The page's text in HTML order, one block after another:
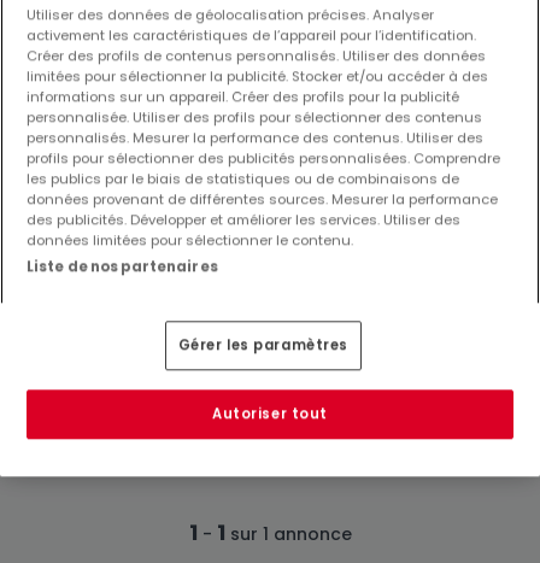
àBriey(FR)
1 - 1 sur 1 annonce
Utiliser des données de géolocalisation précises. Analyser
activement les caractéristiques de l’appareil pour l’identification.
Créer des profils de contenus personnalisés. Utiliser des données
limitées pour sélectionner la publicité. Stocker et/ou accéder à des
informations sur un appareil. Créer des profils pour la publicité
personnalisée. Utiliser des profils pour sélectionner des contenus
personnalisés. Mesurer la performance des contenus. Utiliser des
profils pour sélectionner des publicités personnalisées. Comprendre
les publics par le biais de statistiques ou de combinaisons de
données provenant de différentes sources. Mesurer la performance
des publicités. Développer et améliorer les services. Utiliser des
données limitées pour sélectionner le contenu.
Liste de nos partenaires
Gérer les paramètres
Autoriser tout